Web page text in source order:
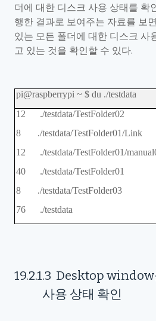
더에 대한 디스크 사용 상태를 확
행한 결과로 보여주는 자료를 보면
있는 모든 폴더에 대한 디스크 사
고 있는 것을 확인할 수 있다.
pi@raspberrypi ~ $ du ./testdata
12 ./testdata/TestFolder02
8 ./testdata/TestFolder01/Link
12 ./testdata/TestFolder01/
40 ./testdata/TestFolder01
8 ./testdata/TestFolder03
76 ./testdata
19.2.1.3 Desktop window
사용 상태 확인